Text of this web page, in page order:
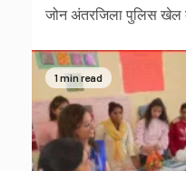
जोन अंतरजिला पुलिस खेल
1 min read